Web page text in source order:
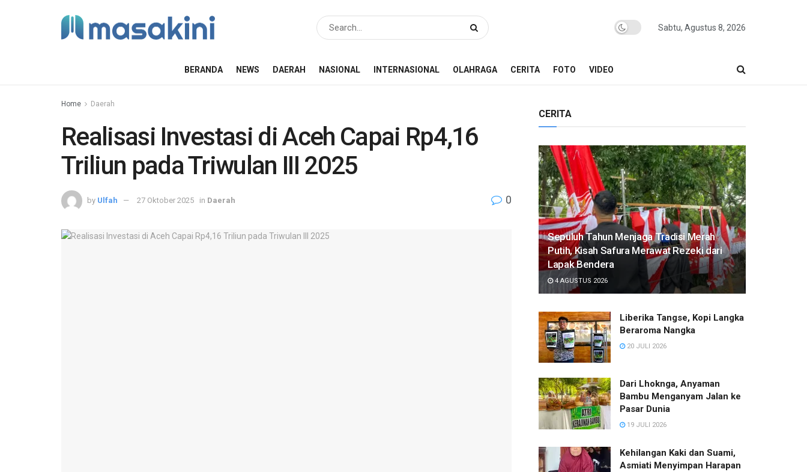
Sabtu, Agustus 8, 2026
BERANDA NEWS DAERAH NASIONAL INTERNASIONAL OLAHRAGA CERITA FOTO VIDEO
Home Daerah
Realisasi Investasi di Aceh Capai Rp4,16
Triliun pada Triwulan III 2025
by Ulfah 27 Oktober 2025 in Daerah 0
CERITA
Sepuluh Tahun Menjaga Tradisi Merah
Putih, Kisah Safura Merawat Rezeki dari
Lapak Bendera
4 AGUSTUS 2026
Liberika Tangse, Kopi Langka
Beraroma Nangka
20 JULI 2026
Dari Lhoknga, Anyaman
Bambu Menganyam Jalan ke
Pasar Dunia
19 JULI 2026
Kehilangan Kaki dan Suami,
Asmiati Menyimpan Harapan